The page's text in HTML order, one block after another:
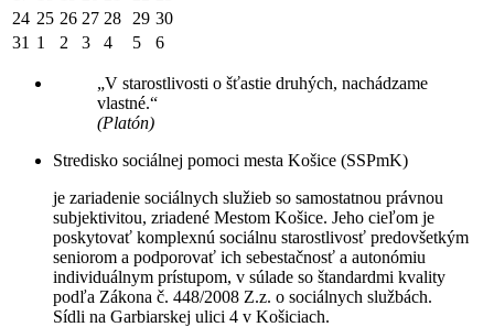
24 25 26 27 28 29 30
31 1 2 3 4 5 6
„V starostlivosti o šťastie druhých, nachádzame
vlastné.“
(Platón)
Stredisko sociálnej pomoci mesta Košice (SSPmK)
je zariadenie sociálnych služieb so samostatnou právnou
subjektivitou, zriadené Mestom Košice. Jeho cieľom je
poskytovať komplexnú sociálnu starostlivosť predovšetkým
seniorom a podporovať ich sebestačnosť a autonómiu
individuálnym prístupom, v súlade so štandardmi kvality
podľa Zákona č. 448/2008 Z.z. o sociálnych službách.
Sídli na Garbiarskej ulici 4 v Košiciach.